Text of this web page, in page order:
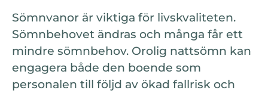
Sömnvanor är viktiga för livskvaliteten.
Sömnbehovet ändras och många får ett
mindre sömnbehov. Orolig nattsömn kan
engagera både den boende som
personalen till följd av ökad fallrisk och